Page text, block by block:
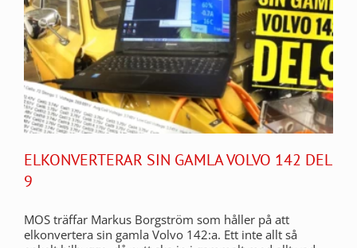
ELKONVERTERAR SIN GAMLA VOLVO 142 DEL
9
MOS träffar Markus Borgström som håller på att
elkonvertera sin gamla Volvo 142:a. Ett inte allt så